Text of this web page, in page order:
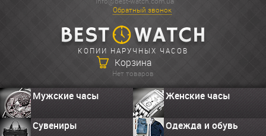
Обратный звонок
КОПИИ НАРУЧНЫХ ЧАСОВ
Корзина
Нет товаров
Мужские часы Женские часы
Сувениры Одежда и обувь